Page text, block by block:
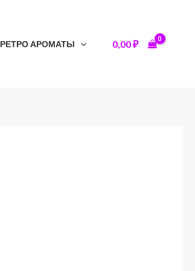
РЕТРО АРОМАТЫ 0,00₽